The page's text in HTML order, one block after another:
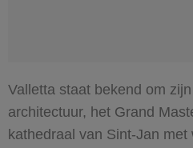
Valletta staat bekend om
architectuur, het Grand
kathedraal van Sint-Jan